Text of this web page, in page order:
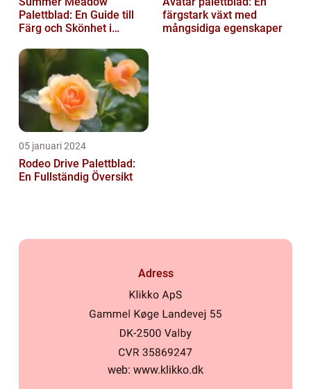
Palettblad: En Guide till
Färg och Skönhet i
färgstark växt med
mångsidiga egenskaper
05 januari 2024
Rodeo Drive Palettblad:
En Fullständig Översikt
Adress
web: www.klikko.dk